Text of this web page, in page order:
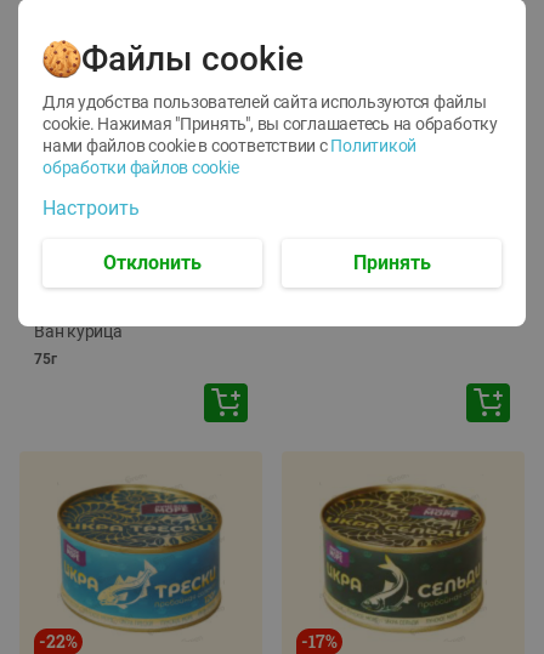
12
1.05 руб./
руб./шт
Корм влаж. для кош. с
Ван курица
75г
ТОФУ Vegetus ТВЕРДЫЙ
-22% -17%
Файлы cookie
Для удобства пользователей сайта используются файлы
cookie. Нажимая "Принять", вы соглашаетесь на обработку
нами файлов cookie в соответствии с Политикой
обработки файлов cookie
Настроить
Отклонить Принять